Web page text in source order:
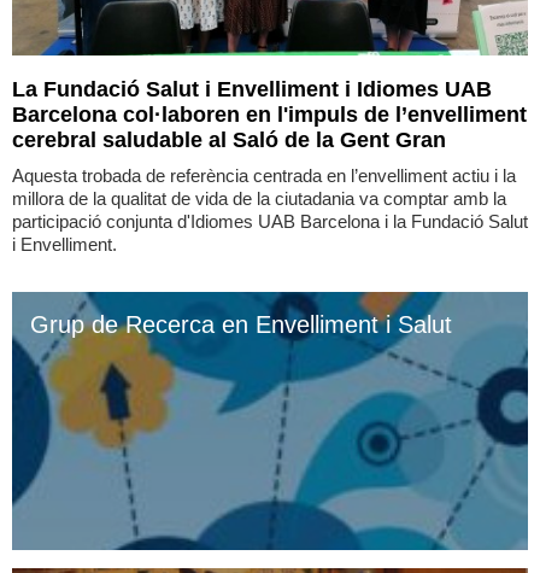
La Fundació Salut i Envelliment i Idiomes UAB
Barcelona col·laboren en l'impuls de l’envelliment
cerebral saludable al Saló de la Gent Gran
Aquesta trobada de referència centrada en l’envelliment actiu i la
millora de la qualitat de vida de la ciutadania va comptar amb la
participació conjunta d'Idiomes UAB Barcelona i la Fundació Salut
i Envelliment.
Grup de Recerca en Envelliment i Salut